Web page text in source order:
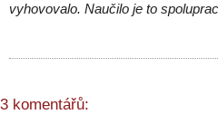
vyhovovalo. Naučilo je to
3 komentářů: